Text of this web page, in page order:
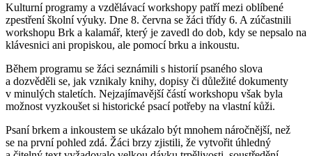
Kulturní programy a vzdělávací workshopy patří mezi oblíbené
zpestření školní výuky. Dne 8. června se žáci třídy 6. A zúčastnili
workshopu Brk a kalamář, který je zavedl do dob, kdy se nepsalo na
klávesnici ani propiskou, ale pomocí brku a inkoustu.
Během programu se žáci seznámili s historií psaného slova
a dozvěděli se, jak vznikaly knihy, dopisy či důležité dokumenty
v minulých staletích. Nejzajímavější částí workshopu však byla
možnost vyzkoušet si historické psací potřeby na vlastní kůži.
Psaní brkem a inkoustem se ukázalo být mnohem náročnější, než
se na první pohled zdá. Žáci brzy zjistili, že vytvořit úhledný